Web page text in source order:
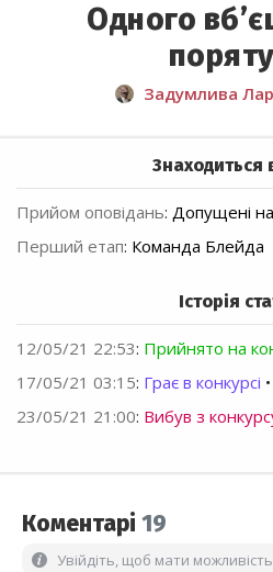
Одного
Задумлива
Знаходиться
Прийом оповідань: Допущені
Перший етап: Команда Блейда
Історія
12/05/21 22:53: Прийнято на
17/05/21 03:15: Грає в конкурсі
23/05/21 21:00: Вибув з
Коментарі 19
Увійдіть, щоб мати